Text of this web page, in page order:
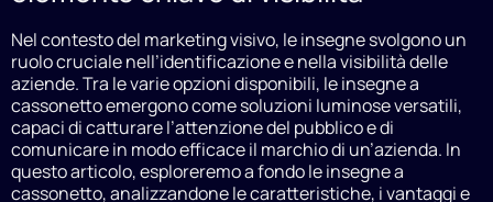
Nel contesto del marketing visivo, le insegne svolgono un
ruolo cruciale nell’identificazione e nella visibilità delle
aziende. Tra le varie opzioni disponibili, le insegne a
cassonetto emergono come soluzioni luminose versatili,
capaci di catturare l’attenzione del pubblico e di
comunicare in modo efficace il marchio di un’azienda. In
questo articolo, esploreremo a fondo le insegne a
cassonetto, analizzandone le caratteristiche, i vantaggi e